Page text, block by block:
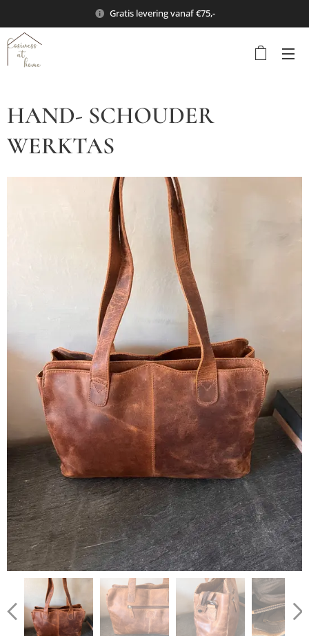
Gratis levering vanaf €75,-
HAND- SCHOUDER
WERKTAS